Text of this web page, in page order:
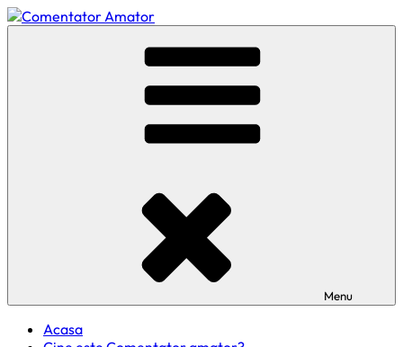
Skip
to
Menu
Acasa